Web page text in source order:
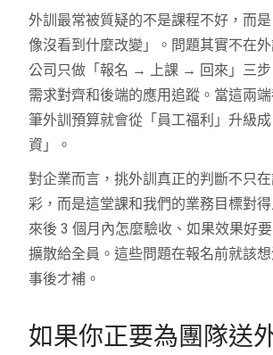
外訓最常被質疑的不是課程不好，而
像沒看到什麼改變」。問題其實不在
公司只做「報名 → 上課 → 回來」三步
需求對齊和後端的應用追蹤。當這兩
筆外訓預算就會從「員工福利」升級
資」。
對企業而言，挑外訓真正的判斷不只
彩，而是這堂課和我們的業務目標對
來後 3 個月內怎麼驗收、如果效果好要
擴散給全員。這些問題在報名前就該
事後才補。
如果你正要為團隊送